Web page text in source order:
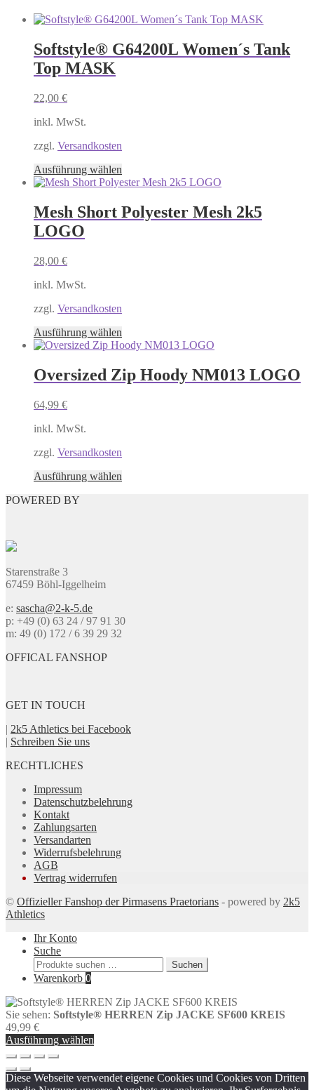
Softstyle® G64200L Women´s Tank
Top MASK
22,00 €
inkl. MwSt.
zzgl. Versandkosten
Ausführung wählen
Produkt
mehrere
Varianten
werden
Mesh Short Polyester Mesh 2k5
LOGO
28,00 €
inkl. MwSt.
zzgl. Versandkosten
Ausführung wählen
Produkt
mehrere
Varianten
der
gewählt
Oversized Zip Hoody NM013 LOGO
64,99 €
inkl. MwSt.
zzgl. Versandkosten
Ausführung wählen
Produktseite
gewählt
POWERED BY
Starenstraße 3
67459 Böhl-Iggelheim
e: sascha@2-k-5.de
p: +49 (0) 63 24 / 97 91 30
m: 49 (0) 172 / 6 39 29 32
OFFICAL FANSHOP
GET IN TOUCH
| 2k5 Athletics bei Facebook
| Schreiben Sie uns
RECHTLICHES
Impressum
Datenschutzbelehrung
Kontakt
Zahlungsarten
Versandarten
Widerrufsbelehrung
AGB
Vertrag widerrufen
© Offizieller Fanshop der Pirmasens Praetorians - powered by 2k5
Athletics
Ihr Konto
Suche
Suchen
nach:
Suchen
Warenkorb 0
Sie sehen: Softstyle® HERREN Zip JACKE SF600 KREIS
49,99 €
Ausführung wählen
Diese Webseite verwendet eigene Cookies und Cookies von Dritten